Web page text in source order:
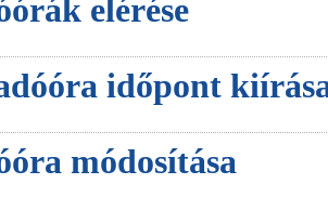
elérése
időpont
módosítása